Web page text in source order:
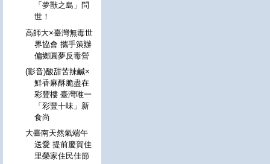
「夢獸之島」問
世！
高師大×臺灣無毒世
界協會 攜手策辦
偏鄉圓夢反毒營
(影音)酸甜苦辣鹹×
鮮香麻酥脆盡在
彩豐樓 臺灣唯一
「彩豐十味」新
食尚
大臺南天然氣端午
送愛 提前慶賀佳
里榮家住民佳節